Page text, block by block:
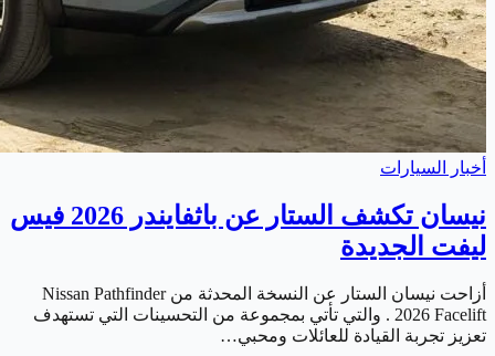
أخبار السيارات
نيسان تكشف الستار عن باثفايندر 2026 فيس
ليفت الجديدة
أزاحت نيسان الستار عن النسخة المحدثة من Nissan Pathfinder
2026 Facelift . والتي تأتي بمجموعة من التحسينات التي تستهدف
تعزيز تجربة القيادة للعائلات ومحبي…